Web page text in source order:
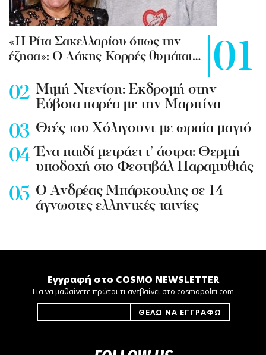
«Η Ρίτα Σακελλαρίου όπως την
έζησα»: Ο Λάκης Κορρές θυμάται…
Mιμή Ντενίση: Εκδρομή στην
Εύβοια παρέα με την Μαριτίνα
Θεές του Χόλιγουντ με ωραία μαγιό
Ένα παιδί μετράει τ’ άστρα: Θερμή
υποδοχή στο Φεστιβάλ Παραμυθιάς
Ο Ανδρέας Μπάρκουλης σε 14
άγνωστες ελληνικές ταινίες
Εγγραφή στο COSMO NEWSLETTER
Για να μαθαίνετε πρώτοι τι ανεβαίνει στο cosmopoliti.com